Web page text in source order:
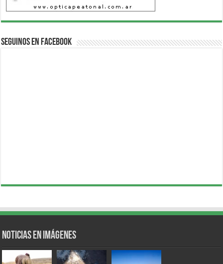
Seguinos en Facebook
Noticias en Imágenes